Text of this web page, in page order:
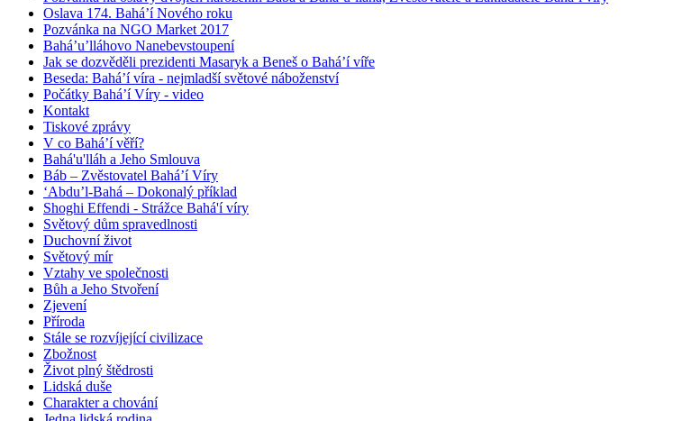
Oslava 174. Bahá’í Nového roku
Pozvánka na NGO Market 2017
Bahá’u’lláhovo Nanebevstoupení
Jak se dozvěděli prezidenti Masaryk a Beneš o Bahá’í víře
Beseda: Bahá’í víra - nejmladší světové náboženství
Počátky Bahá’í Víry - video
Kontakt
Tiskové zprávy
V co Bahá’í věří?
Bahá'u'lláh a Jeho Smlouva
Báb – Zvěstovatel Bahá’í Víry
‘Abdu’l-Bahá – Dokonalý příklad
Shoghi Effendi - Strážce Bahá'í víry
Světový dům spravedlnosti
Duchovní život
Světový mír
Vztahy ve společnosti
Bůh a Jeho Stvoření
Zjevení
Příroda
Stále se rozvíjející civilizace
Zbožnost
Život plný štědrosti
Lidská duše
Charakter a chování